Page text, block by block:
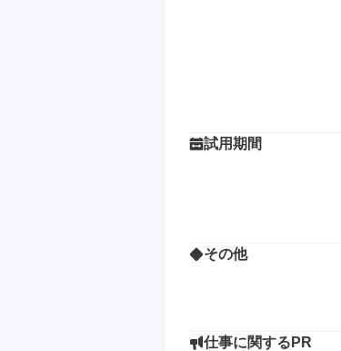
試用期間
その他
仕事に関するPR